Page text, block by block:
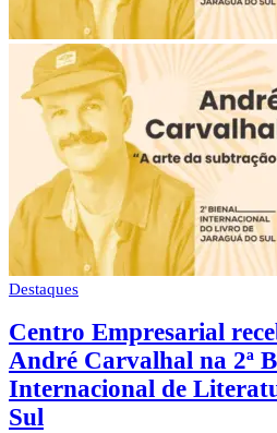
Destaques
Centro Empresarial
André Carvalhal na 2ª
Internacional de
Sul